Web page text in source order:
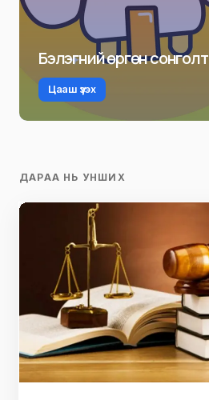
Бэлэгний өргөн сонголт
Цааш үзэх
ДАРАА НЬ УНШИХ